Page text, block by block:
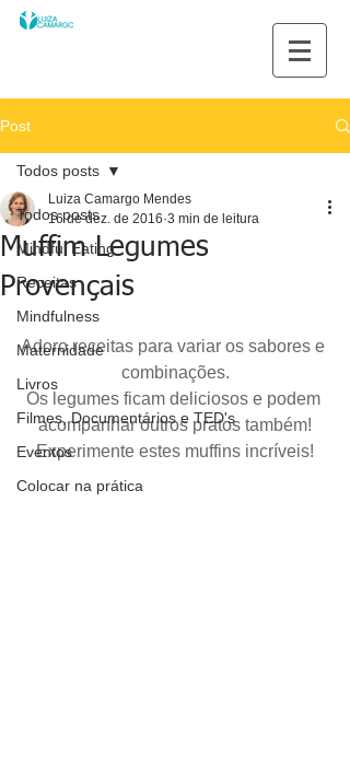
Post
Todos posts
Mindful Eating
Receitas
Mindfulness
Maternidade
Livros
Filmes, Documentários e TED's
Eventos
Colocar na prática
Todos posts
Muffim Legumes
Provençais
Luiza Camargo Mendes
16 de dez. de 2016 3 min de leitura
Adoro receitas para variar os sabores e
combinações.
Os legumes ficam deliciosos e podem
acompanhar outros pratos também!
Experimente estes muffins incríveis!